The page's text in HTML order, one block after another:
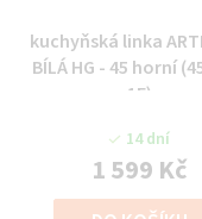
kuchyňská linka
BÍLÁ HG - 45 horní
1F)
14 dní
1 599 Kč